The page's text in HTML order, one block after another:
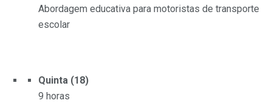
Abordagem educativa para motoristas de transporte
escolar
Quinta (18)
9 horas